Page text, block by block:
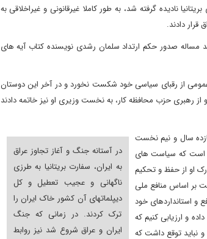
نادیده گرفته شد، به طور کاملا غیرقانونی و غیراخلاقی به
دادند.
مساله صدور حکم ارتداد سلمان رشدی نویسنده کتاب آیه های
از رقبای سیاسی خود شکست نخورد و در آخر این دوستان
رهبری حزب محافظه کار، به نخست وزیری او نیز خاتمه دادند
در آستانه جنگ و آغاز تجاوز عراق
به ایران، سفارت بریتانیا به طرزی
ناگهانی و عجیب تعطیل و کل
دیپلماتهای آن کشور خاک ایران را
ترک کردند. در زمانی که جنگ
ایران و عراق شروع شد نیز روابط
سال و نیم نخست
است که سیاست های
او از حفظ و تحکیم
بر اساس منافع ملی
و استانداردهای خود
و ارزیابی کنیم که
نباید توقع داشت که